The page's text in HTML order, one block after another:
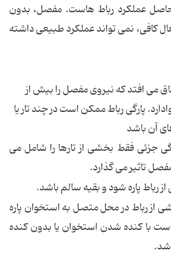
عملکرد رباط هاست. مفصل، بدون
کافی، نمی تواند عملکرد طبیعی داشته
می افتد که نیروی مفصل را بیش از
پارگی رباط ممکن است در چند تار یا
آن باشد
جزئی فقط بخشی از تارها را شامل می
تاثیر می گذارد.
پاره شود و بقیه سالم باشد.
رباط در محل متصل به استخوان پاره
با کنده شدن استخوان یا بدون کنده